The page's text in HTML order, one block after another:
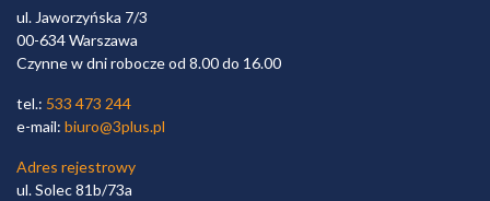
ul. Jaworzyńska 7/3
00-634 Warszawa
Czynne w dni robocze od 8.00 do 16.00
tel.: 533 473 244
e-mail: biuro@3plus.pl
Adres rejestrowy
ul. Solec 81b/73a